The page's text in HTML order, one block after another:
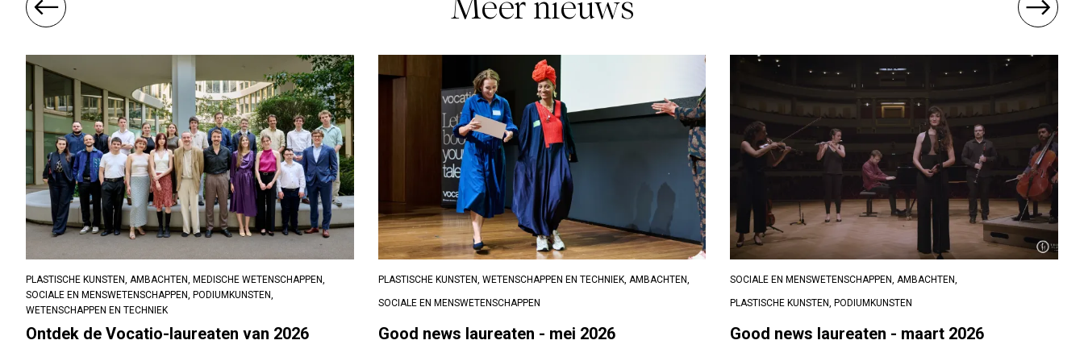
PLASTISCHE KUNSTEN, AMBACHTEN, MEDISCHE WETENSCHAPPEN,
SOCIALE EN MENSWETENSCHAPPEN, PODIUMKUNSTEN,
WETENSCHAPPEN EN TECHNIEK
Ontdek de Vocatio-laureaten van 2026
PLASTISCHE KUNSTEN, WETENSCHAPPEN EN TECHNIEK, AMBACHTEN,
SOCIALE EN MENSWETENSCHAPPEN
Good news laureaten - mei 2026
SOCIALE EN MENSWETENSCHAPPEN,AMBACHTEN,
PLASTISCHE KUNSTEN,PODIUMKUNSTEN
Good news laureaten - maart 2026